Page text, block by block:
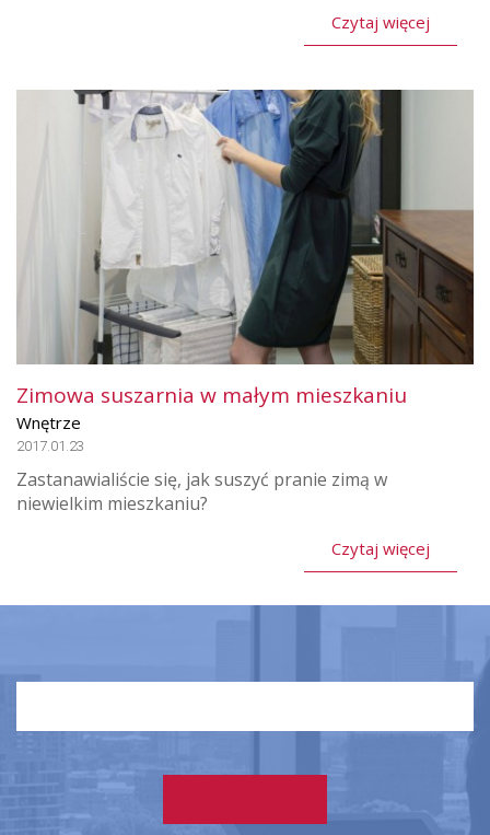
Czytaj więcej
Zimowa suszarnia w małym mieszkaniu
Wnętrze
2017.01.23
Zastanawialiście się, jak suszyć pranie zimą w
niewielkim mieszkaniu?
Czytaj więcej